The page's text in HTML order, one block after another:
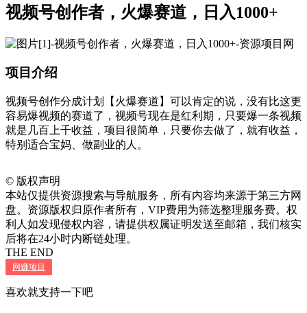
视频号创作者，火爆赛道，日入1000+
项目介绍
视频号创作分成计划【火爆赛道】可以肯定的说，没有比这更
容易爆视频的赛道了，视频号现在是红利期，只要爆一条视频
就是几百上千收益，项目很简单，只要你去做了，就有收益，
特别适合宝妈、做副业的人。
© 版权声明
本站仅提供资源搜索与导航服务，所有内容均来源于第三方网
盘。资源版权归原作者所有，VIP费用为筛选整理服务费。权
利人如发现侵权内容，请提供权属证明发送至邮箱，我们核实
后将在24小时内断链处理。
THE END
网赚项目
喜欢就支持一下吧